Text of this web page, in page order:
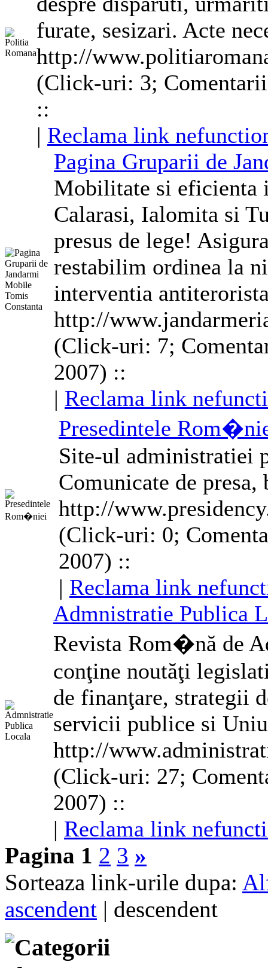
furate, sesizari. Acte
http://
(Click-uri: 3;
::
| Reclama link
Pagina Gruparii de
Mobilitate si eficienta
Calarasi, Ialomita si
presus de lege!
restabilim ordinea la
interventia
http://
(Click-uri: 7;
2007) ::
| Reclama link
Presedintele
Site-ul administratiei
Comunicate de
http://
(Click-uri: 0;
2007) ::
| Reclama link
Admnistratie Publica
Revista Rom�nă de
conţine noutăţi
de finanţare, strategii
servicii publice si
http://
(Click-uri: 27;
2007) ::
| Reclama link
Pagina 1 2 3 »
Sorteaza link-urile dupa:
ascendent | descendent